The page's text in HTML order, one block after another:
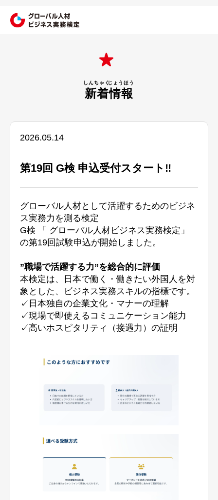
新着情報
2026.05.14
第19回 G検 申込受付スタート‼
グローバル人材として活躍するためのビジネ
ス実務力を測る検定
G検 「 グローバル人材ビジネス実務検定」
の第19回試験申込が開始しました。
”職場で活躍する力”を総合的に評価
本検定は、日本で働く・働きたい外国人を対
象とした、ビジネス実務スキルの指標です。
✓日本独自の企業文化・マナーの理解
✓現場で即使えるコミュニケーション能力
✓高いホスピタリティ（接遇力）の証明